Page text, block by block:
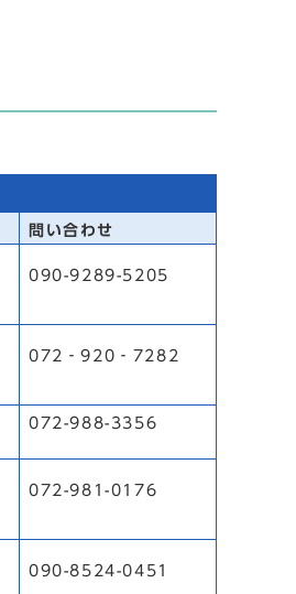
問い合わせ
090-9289-5205
072‐920‐7282
072-988-3356
072-981-0176
090-8524-0451